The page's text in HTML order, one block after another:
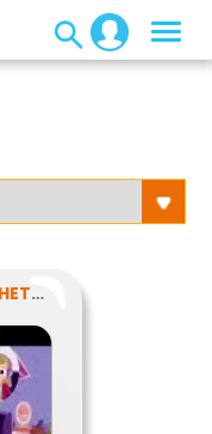
PROBLÉMA VAGY LEHETŐSÉG?